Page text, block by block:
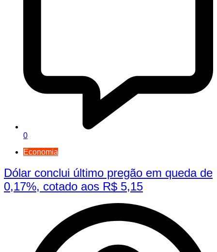
0
Economia
Dólar conclui último pregão em queda de
0,17%, cotado aos R$ 5,15